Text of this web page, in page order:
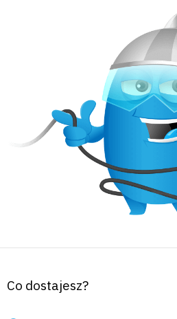
Co dostajesz?